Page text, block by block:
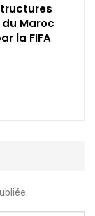
Maroc
la FIFA